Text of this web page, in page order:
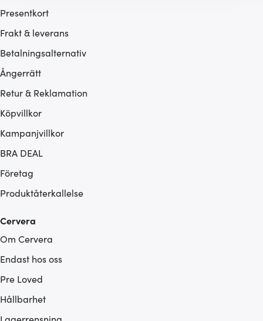
som du vill dela med dig av.
Presentkort
Frakt & leverans
Betalningsalternativ
Ångerrätt
Retur & Reklamation
Köpvillkor
Kampanjvillkor
BRA DEAL
Företag
Produktåterkallelse
Cervera
Om Cervera
Endast hos oss
Pre Loved
Hållbarhet